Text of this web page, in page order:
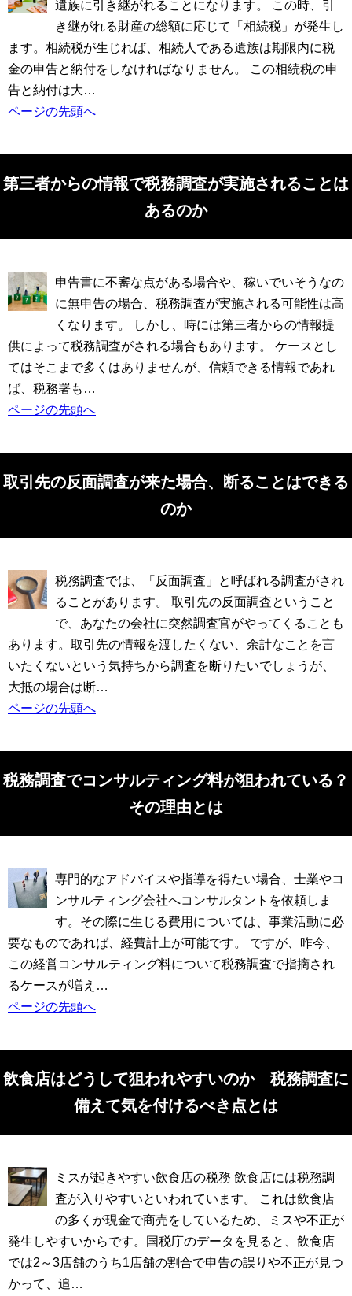
遺族に引き継がれることになります。 この時、引
き継がれる財産の総額に応じて「相続税」が発生し
ます。相続税が生じれば、相続人である遺族は期限内に税
金の申告と納付をしなければなりません。 この相続税の申
告と納付は大…
ページの先頭へ
第三者からの情報で税務調査が実施されることは
あるのか
申告書に不審な点がある場合や、稼いでいそうなの
に無申告の場合、税務調査が実施される可能性は高
くなります。 しかし、時には第三者からの情報提
供によって税務調査がされる場合もあります。 ケースとし
てはそこまで多くはありませんが、信頼できる情報であれ
ば、税務署も…
ページの先頭へ
取引先の反面調査が来た場合、断ることはできる
のか
税務調査では、「反面調査」と呼ばれる調査がされ
ることがあります。 取引先の反面調査ということ
で、あなたの会社に突然調査官がやってくることも
あります。取引先の情報を渡したくない、余計なことを言
いたくないという気持ちから調査を断りたいでしょうが、
大抵の場合は断…
ページの先頭へ
税務調査でコンサルティング料が狙われている？
その理由とは
専門的なアドバイスや指導を得たい場合、士業やコ
ンサルティング会社へコンサルタントを依頼しま
す。その際に生じる費用については、事業活動に必
要なものであれば、経費計上が可能です。 ですが、昨今、
この経営コンサルティング料について税務調査で指摘され
るケースが増え…
ページの先頭へ
飲食店はどうして狙われやすいのか 税務調査に
備えて気を付けるべき点とは
ミスが起きやすい飲食店の税務 飲食店には税務調
査が入りやすいといわれています。 これは飲食店
の多くが現金で商売をしているため、ミスや不正が
発生しやすいからです。国税庁のデータを見ると、飲食店
では2～3店舗のうち1店舗の割合で申告の誤りや不正が見つ
かって、追…